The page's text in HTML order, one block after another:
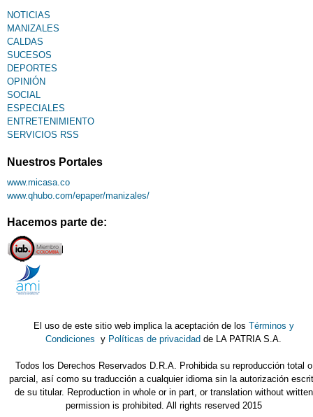
NOTICIAS
MANIZALES
CALDAS
SUCESOS
DEPORTES
OPINIÓN
SOCIAL
ESPECIALES
ENTRETENIMIENTO
SERVICIOS RSS
Nuestros Portales
www.micasa.co
www.qhubo.com/epaper/manizales/
Hacemos parte de:
El uso de este sitio web implica la aceptación de los Términos y
Condiciones y Políticas de privacidad de LA PATRIA S.A.
Todos los Derechos Reservados D.R.A. Prohibida su reproducción total o
parcial, así como su traducción a cualquier idioma sin la autorización
de su titular. Reproduction in whole or in part, or translation without written
permission is prohibited. All rights reserved 2015